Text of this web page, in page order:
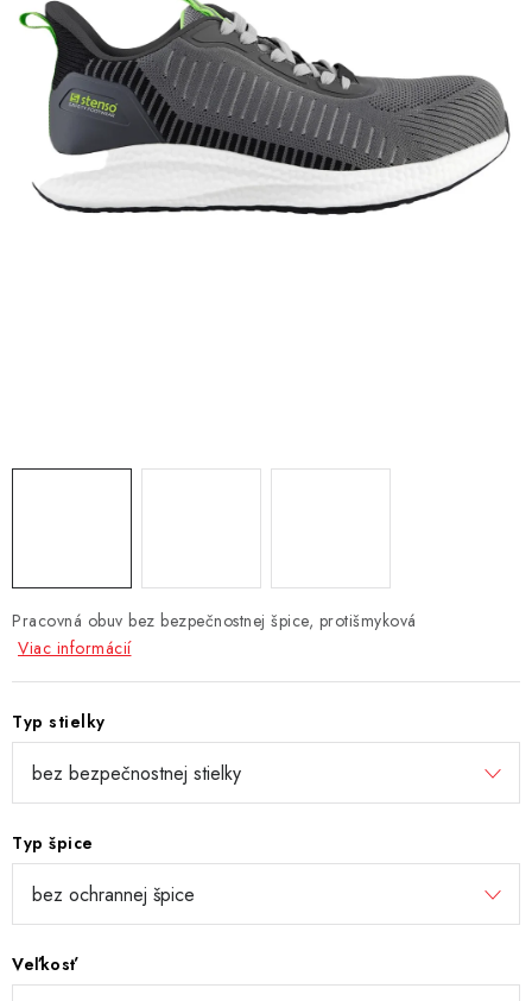
% OUTLET
Predajne Kontakt Chránená dielňa
Pre firmy
Katalógy
Doprava, platba a zľavy
Potlač lôg
Formulár na výmenu tovaru
Kto sme
Reklamačný poriadok
Pracovná obuv bez bezpečnostnej špice, protišmyková
Viac informácií
Typ stielky
Typ špice
Veľkosť